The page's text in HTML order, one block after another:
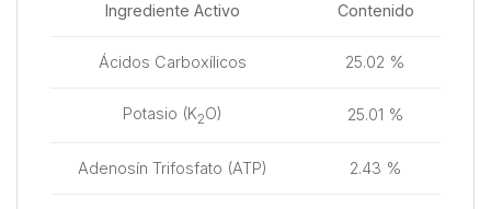
Ingrediente Activo Contenido
Ácidos Carboxílicos 25.02 %
Potasio (K2O) 25.01 %
Adenosín Trifosfato (ATP) 2.43 %